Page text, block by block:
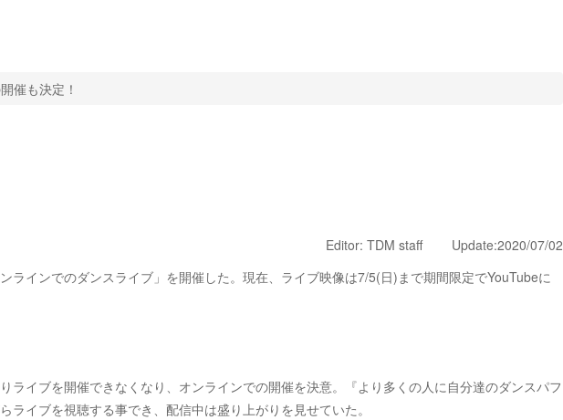
催も決定！
Editor: TDM staff Update:2020/07/02
インでのダンスライブ」を開催した。現在、ライブ映像は7/5(日)まで期間限定でYouTubeに
イブを開催できなくなり、オンラインでの開催を決意。『より多くの人に自分達のダンスパフ
イブを視聴する事でき、配信中は盛り上がりを見せていた。